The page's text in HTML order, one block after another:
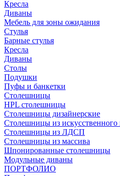
Кресла
Диваны
Мебель для зоны ожидания
Стулья
Барные стулья
Кресла
Диваны
Столы
Подушки
Пуфы и банкетки
Столешницы
HPL столешницы
Столешницы дизайнерские
Столешницы из искусственного
Столешницы из ЛДСП
Столешницы из массива
Шпонированные столешницы
Модульные диваны
ПОРТФОЛИО